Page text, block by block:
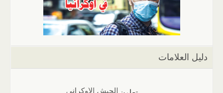
دليل العلامات